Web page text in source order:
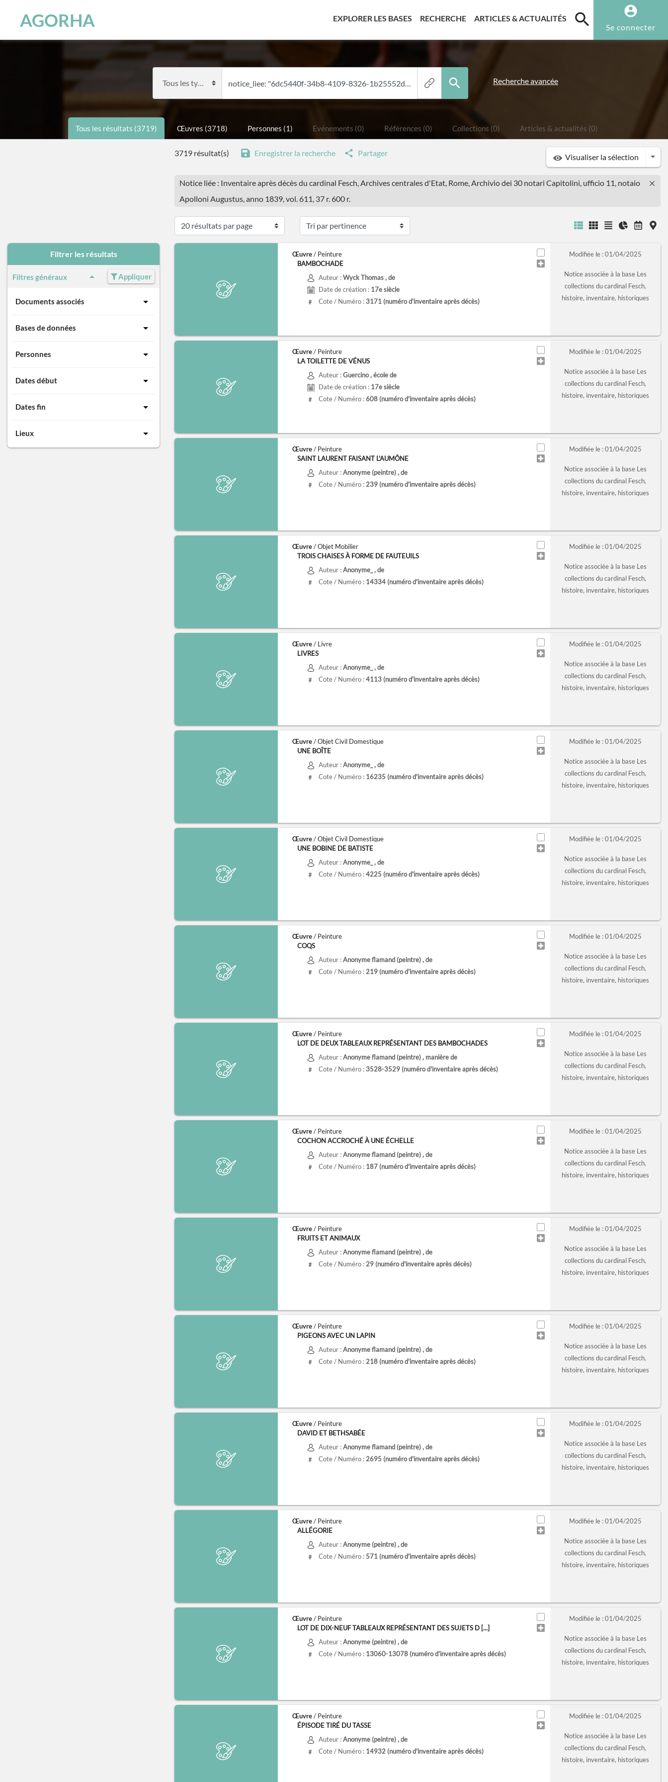
AGORHA EXPLORER LES BASES (CURRENT)
RECHERCHE(CURRENT)
ARTICLES & ACTUALITÉS (CURRENT)
Se connecter
Recherche avancée
Tous les résultats (3719) Œuvres (3718) Personnes (1) Evénements (0) Références (0) Collections (0) Articles & actualités (0)
3719 résultat(s) Enregistrer la recherche Partager Visualiser la sélection
Notice liée : Inventaire après décès du cardinal Fesch, Archives centrales d'Etat, Rome, Archivio dei 30 notari Capitolini, ufficio 11, notaio
Apolloni Augustus, anno 1839, vol. 611, 37 r. 600 r.
Filtrer les résultats
Filtres généraux Appliquer
Documents associés
Bases de données
Personnes
Dates début
Dates fin
Lieux
Œuvre/ Peinture
BAMBOCHADE
Auteur :Wyck Thomas, de
Date de création : 17e siècle
# Cote / Numéro :3171 (numéro d'inventaire après décès)
Modifiée le : 01/04/2025
Notice associée à la base Les
collections du cardinal Fesch,
histoire, inventaire, historiques
Œuvre/ Peinture
LA TOILETTE DE VÉNUS
Auteur :Guercino, école de
Date de création : 17e siècle
# Cote / Numéro :608 (numéro d'inventaire après décès)
Modifiée le : 01/04/2025
Notice associée à la base Les
collections du cardinal Fesch,
histoire, inventaire, historiques
Œuvre/ Peinture
SAINT LAURENT FAISANT L'AUMÔNE
Auteur :Anonyme (peintre), de
# Cote / Numéro : 239 (numéro d'inventaire après décès)
Modifiée le : 01/04/2025
Notice associée à la base Les
collections du cardinal Fesch,
histoire, inventaire, historiques
Œuvre/ Objet Mobilier
TROIS CHAISES À FORME DE FAUTEUILS
Auteur :Anonyme_ , de
# Cote / Numéro : 14334 (numéro d'inventaire après décès)
Modifiée le : 01/04/2025
Notice associée à la base Les
collections du cardinal Fesch,
histoire, inventaire, historiques
Œuvre/ Livre
LIVRES
Auteur :Anonyme_ , de
# Cote / Numéro :4113 (numéro d'inventaire après décès)
Modifiée le : 01/04/2025
Notice associée à la base Les
collections du cardinal Fesch,
histoire, inventaire, historiques
Œuvre/ Objet Civil Domestique
UNE BOÎTE
Auteur :Anonyme_ , de
# Cote / Numéro : 16235 (numéro d'inventaire après décès)
Modifiée le : 01/04/2025
Notice associée à la base Les
collections du cardinal Fesch,
histoire, inventaire, historiques
Œuvre/ Objet Civil Domestique
UNE BOBINE DE BATISTE
Auteur :Anonyme_ , de
# Cote / Numéro :4225 (numéro d'inventaire après décès)
Modifiée le : 01/04/2025
Notice associée à la base Les
collections du cardinal Fesch,
histoire, inventaire, historiques
Œuvre/ Peinture
COQS
Auteur :Anonyme flamand (peintre), de
# Cote / Numéro : 219 (numéro d'inventaire après décès)
Modifiée le : 01/04/2025
Notice associée à la base Les
collections du cardinal Fesch,
histoire, inventaire, historiques
Œuvre/ Peinture
LOT DE DEUX TABLEAUX REPRÉSENTANT DES BAMBOCHADES
Auteur :Anonyme flamand (peintre), manière de
# Cote / Numéro :3528-3529 (numéro d'inventaire après décès)
Modifiée le : 01/04/2025
Notice associée à la base Les
collections du cardinal Fesch,
histoire, inventaire, historiques
Œuvre/ Peinture
COCHON ACCROCHÉ À UNE ÉCHELLE
Auteur :Anonyme flamand (peintre), de
# Cote / Numéro : 187 (numéro d'inventaire après décès)
Modifiée le : 01/04/2025
Notice associée à la base Les
collections du cardinal Fesch,
histoire, inventaire, historiques
Œuvre/ Peinture
FRUITS ET ANIMAUX
Auteur :Anonyme flamand (peintre), de
# Cote / Numéro : 29 (numéro d'inventaire après décès)
Modifiée le : 01/04/2025
Notice associée à la base Les
collections du cardinal Fesch,
histoire, inventaire, historiques
Œuvre/ Peinture
PIGEONS AVEC UN LAPIN
Auteur :Anonyme flamand (peintre), de
# Cote / Numéro : 218 (numéro d'inventaire après décès)
Modifiée le : 01/04/2025
Notice associée à la base Les
collections du cardinal Fesch,
histoire, inventaire, historiques
Œuvre/ Peinture
DAVID ET BETHSABÉE
Auteur :Anonyme flamand (peintre), de
# Cote / Numéro : 2695 (numéro d'inventaire après décès)
Modifiée le : 01/04/2025
Notice associée à la base Les
collections du cardinal Fesch,
histoire, inventaire, historiques
Œuvre/ Peinture
ALLÉGORIE
Auteur :Anonyme (peintre), de
# Cote / Numéro :571 (numéro d'inventaire après décès)
Modifiée le : 01/04/2025
Notice associée à la base Les
collections du cardinal Fesch,
histoire, inventaire, historiques
Œuvre/ Peinture
LOT DE DIX-NEUF TABLEAUX REPRÉSENTANT DES SUJETS D [...]
Auteur :Anonyme (peintre), de
# Cote / Numéro : 13060-13078 (numéro d'inventaire après décès)
Modifiée le : 01/04/2025
Notice associée à la base Les
collections du cardinal Fesch,
histoire, inventaire, historiques
Œuvre/ Peinture
ÉPISODE TIRÉ DU TASSE
Auteur :Anonyme (peintre), de
# Cote / Numéro : 14932 (numéro d'inventaire après décès)
Modifiée le : 01/04/2025
Notice associée à la base Les
collections du cardinal Fesch,
histoire, inventaire, historiques